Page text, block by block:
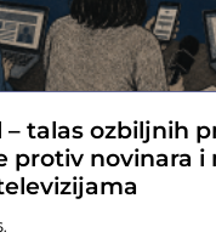
– talas ozbiljnih
protiv novinara i